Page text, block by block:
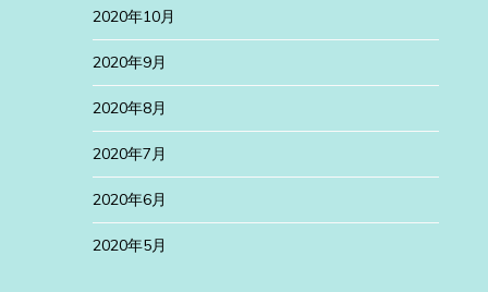
2020年10月
2020年9月
2020年8月
2020年7月
2020年6月
2020年5月